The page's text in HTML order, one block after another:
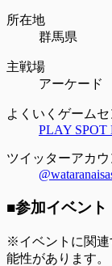
所在地
群馬県
主戦場
アーケード
よくいくゲーム
PLAY SPOT
ツイッターアカウ
■参加イベント
※イベントに関連
能性があります。